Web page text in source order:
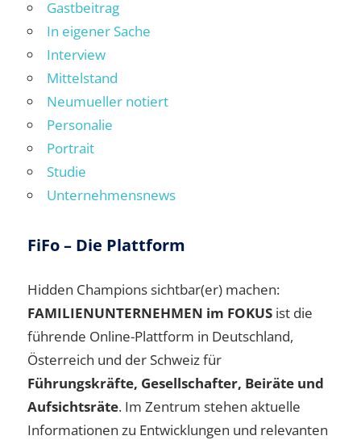
Gastbeitrag
In eigener Sache
Interview
Mittelstand
Neumueller notiert
Personalie
Portrait
Studie
Unternehmensnews
FiFo – Die Plattform
Hidden Champions sichtbar(er) machen:
FAMILIENUNTERNEHMEN im FOKUS ist die
führende Online-Plattform in Deutschland,
Österreich und der Schweiz für
Führungskräfte, Gesellschafter, Beiräte und
Aufsichtsräte. Im Zentrum stehen aktuelle
Informationen zu Entwicklungen und relevanten